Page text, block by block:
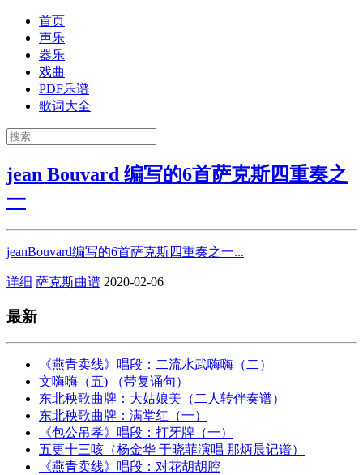
首页
声乐
器乐
戏曲
PDF乐谱
歌词大全
jean Bouvard 编写的6首萨克斯四重奏之
一
jeanBouvard编写的6首萨克斯四重奏之一...
详细 萨克斯曲谱 2020-02-06
最新
《燕青卖线》唱段：二流水武嗨嗨（二）
文嗨嗨（五) （带复诵句）
东北秧歌曲牌：大姑娘美（二人转伴奏谱）
东北秧歌曲牌：满堂红（一）
《包公吊孝》唱段：打牙牌（一）
五更十三咳（杨金华 于晓菲演唱 那炳晨记谱）
《燕青卖线》唱段：对花胡胡腔